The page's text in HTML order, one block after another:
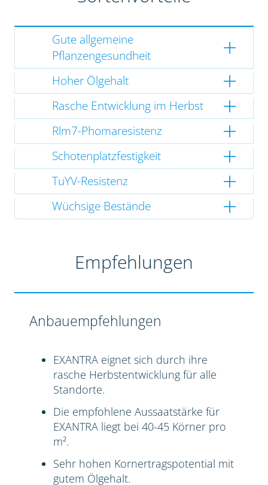
Gute allgemeine
Pflanzengesundheit
Hoher Ölgehalt
Rasche Entwicklung im Herbst
Rlm7-Phomaresistenz
Schotenplatzfestigkeit
TuYV-Resistenz
Wüchsige Bestände
Empfehlungen
Anbauempfehlungen
EXANTRA eignet sich durch ihre
rasche Herbstentwicklung für alle
Standorte.
Die empfohlene Aussaatstärke für
EXANTRA liegt bei 40-45 Körner pro
m².
Sehr hohen Kornertragspotential mit
gutem Ölgehalt.